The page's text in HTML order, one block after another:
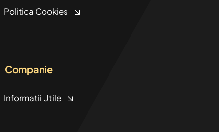
Politica Cookies
Companie
Informatii Utile